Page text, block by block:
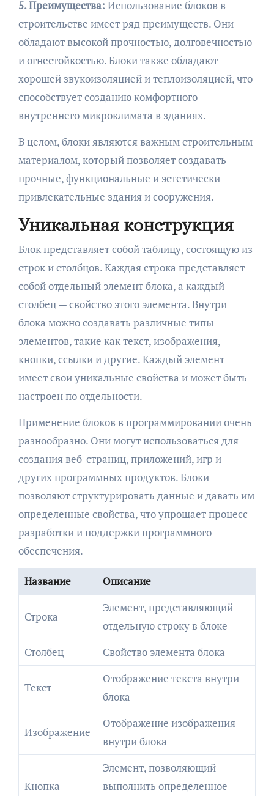
5. Преимущества: Использование блоков в
строительстве имеет ряд преимуществ. Они
обладают высокой прочностью, долговечностью
и огнестойкостью. Блоки также обладают
хорошей звукоизоляцией и теплоизоляцией, что
способствует созданию комфортного
внутреннего микроклимата в зданиях.
В целом, блоки являются важным строительным
материалом, который позволяет создавать
прочные, функциональные и эстетически
привлекательные здания и сооружения.
Уникальная конструкция
Блок представляет собой таблицу, состоящую из
строк и столбцов. Каждая строка представляет
собой отдельный элемент блока, а каждый
столбец — свойство этого элемента. Внутри
блока можно создавать различные типы
элементов, такие как текст, изображения,
кнопки, ссылки и другие. Каждый элемент
имеет свои уникальные свойства и может быть
настроен по отдельности.
Применение блоков в программировании очень
разнообразно. Они могут использоваться для
создания веб-страниц, приложений, игр и
других программных продуктов. Блоки
позволяют структурировать данные и давать им
определенные свойства, что упрощает процесс
разработки и поддержки программного
обеспечения.
Название Описание
Строка
Элемент, представляющий
отдельную строку в блоке
Столбец
Свойство элемента блока
Текст
Отображение текста внутри
блока
Изображение
Отображение изображения
внутри блока
Кнопка
Элемент, позволяющий
выполнить определенное